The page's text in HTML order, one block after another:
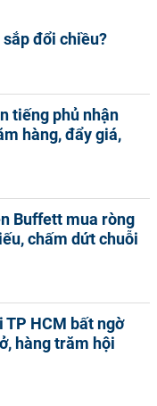
đổi chiều?
tiếng phủ nhận
hàng, đẩy giá,
Buffett mua ròng
chấm dứt chuỗi
TP HCM bất ngờ
hàng trăm hội